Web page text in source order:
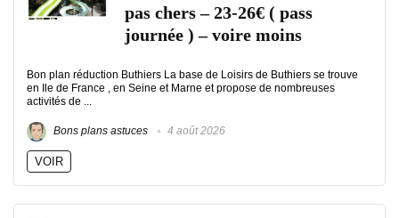
pas chers – 23-26€ ( pass
journée ) – voire moins
Bon plan réduction Buthiers La base de Loisirs de Buthiers se trouve
en Ile de France , en Seine et Marne et propose de nombreuses
activités de ...
Bons plans astuces 4 août 2026
VOIR